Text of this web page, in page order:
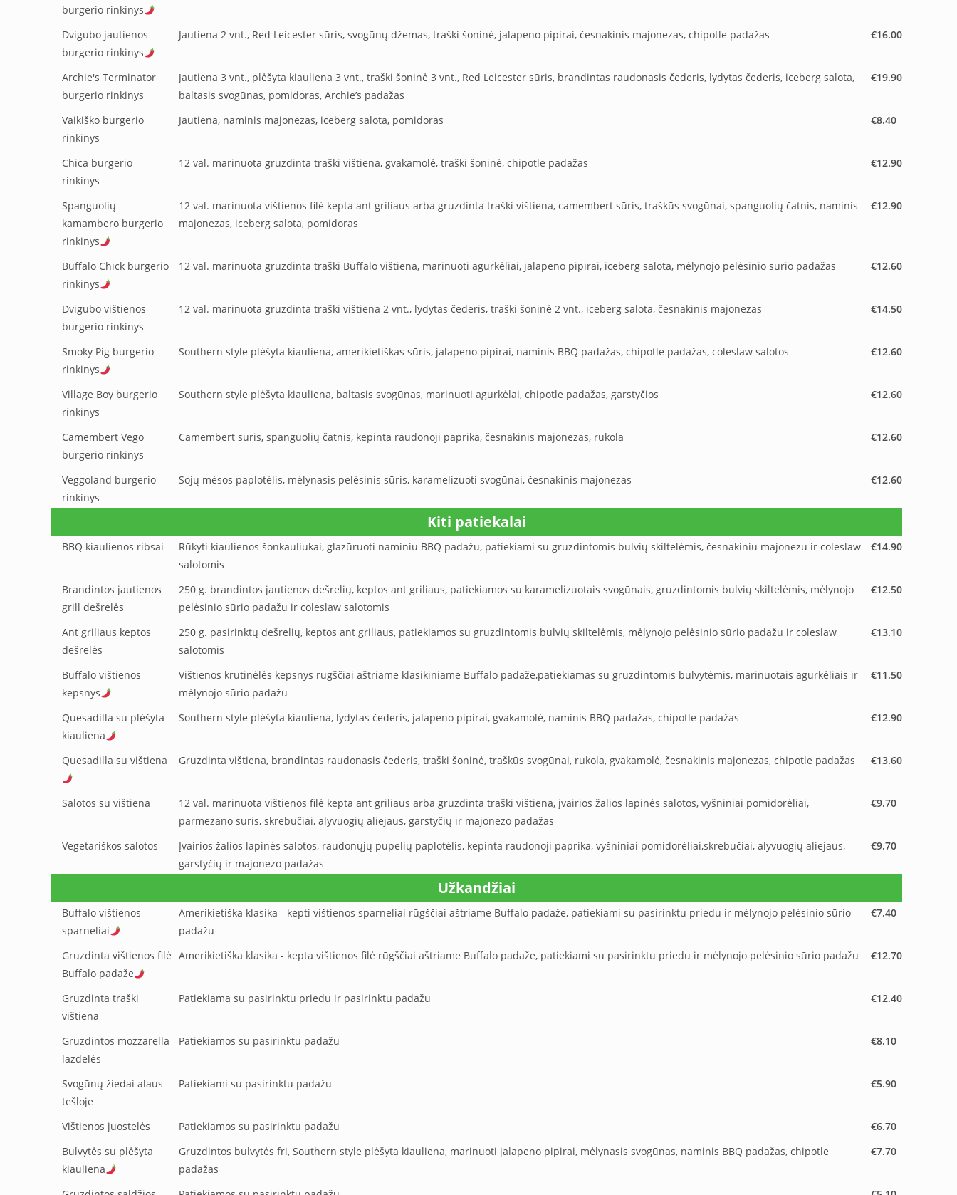
burgerio rinkinys
Dvigubo jautienos
burgerio rinkinys
Jautiena 2 vnt., Red Leicester sūris, svogūnų džemas, traški šoninė, jalapeno pipirai, česnakinis majonezas, chipotle padažas €16.00
Archie's Terminator
burgerio rinkinys
Jautiena 3 vnt., plėšyta kiauliena 3 vnt., traški šoninė 3 vnt., Red Leicester sūris, brandintas raudonasis čederis, lydytas čederis, iceberg salota,
baltasis svogūnas, pomidoras, Archie’s padažas
€19.90
Vaikiško burgerio
rinkinys
Jautiena, naminis majonezas, iceberg salota, pomidoras €8.40
Chica burgerio
rinkinys
12 val. marinuota gruzdinta traški vištiena, gvakamolė, traški šoninė, chipotle padažas €12.90
Spanguolių
kamambero burgerio
rinkinys
12 val. marinuota vištienos filė kepta ant griliaus arba gruzdinta traški vištiena, camembert sūris, traškūs svogūnai, spanguolių čatnis, naminis
majonezas, iceberg salota, pomidoras
€12.90
Buffalo Chick burgerio
rinkinys
12 val. marinuota gruzdinta traški Buffalo vištiena, marinuoti agurkėliai, jalapeno pipirai, iceberg salota, mėlynojo pelėsinio sūrio padažas €12.60
Dvigubo vištienos
burgerio rinkinys
12 val. marinuota gruzdinta traški vištiena 2 vnt., lydytas čederis, traški šoninė 2 vnt., iceberg salota, česnakinis majonezas €14.50
Smoky Pig burgerio
rinkinys
Southern style plėšyta kiauliena, amerikietiškas sūris, jalapeno pipirai, naminis BBQ padažas, chipotle padažas, coleslaw salotos €12.60
Village Boy burgerio
rinkinys
Southern style plėšyta kiauliena, baltasis svogūnas, marinuoti agurkėlai, chipotle padažas, garstyčios €12.60
Camembert Vego
burgerio rinkinys
Camembert sūris, spanguolių čatnis, kepinta raudonoji paprika, česnakinis majonezas, rukola €12.60
Veggoland burgerio
rinkinys
Sojų mėsos paplotėlis, mėlynasis pelėsinis sūris, karamelizuoti svogūnai, česnakinis majonezas €12.60
Kiti patiekalai
BBQ kiaulienos ribsai
Rūkyti kiaulienos šonkauliukai, glazūruoti naminiu BBQ padažu, patiekiami su gruzdintomis bulvių skiltelėmis, česnakiniu majonezu ir coleslaw
salotomis
€14.90
Brandintos jautienos
grill dešrelės
250 g. brandintos jautienos dešrelių, keptos ant griliaus, patiekiamos su karamelizuotais svogūnais, gruzdintomis bulvių skiltelėmis, mėlynojo
pelėsinio sūrio padažu ir coleslaw salotomis
€12.50
Ant griliaus keptos
dešrelės
250 g. pasirinktų dešrelių, keptos ant griliaus, patiekiamos su gruzdintomis bulvių skiltelėmis, mėlynojo pelėsinio sūrio padažu ir coleslaw
salotomis
€13.10
Buffalo vištienos
kepsnys
Vištienos krūtinėlės kepsnys rūgščiai aštriame klasikiniame Buffalo padaže,patiekiamas su gruzdintomis bulvytėmis, marinuotais agurkėliais ir
mėlynojo sūrio padažu
€11.50
Quesadilla su plėšyta
kiauliena
Southern style plėšyta kiauliena, lydytas čederis, jalapeno pipirai, gvakamolė, naminis BBQ padažas, chipotle padažas €12.90
Quesadilla su vištiena Gruzdinta vištiena, brandintas raudonasis čederis, traški šoninė, traškūs svogūnai, rukola, gvakamolė, česnakinis majonezas, chipotle padažas €13.60
Salotos su vištiena
12 val. marinuota vištienos filė kepta ant griliaus arba gruzdinta traški vištiena, įvairios žalios lapinės salotos, vyšniniai pomidorėliai,
parmezano sūris, skrebučiai, alyvuogių aliejaus, garstyčių ir majonezo padažas
€9.70
Vegetariškos salotos
Įvairios žalios lapinės salotos, raudonųjų pupelių paplotėlis, kepinta raudonoji paprika, vyšniniai pomidorėliai,skrebučiai, alyvuogių aliejaus,
garstyčių ir majonezo padažas
€9.70
Užkandžiai
Buffalo vištienos
sparneliai
Amerikietiška klasika - kepti vištienos sparneliai rūgščiai aštriame Buffalo padaže, patiekiami su pasirinktu priedu ir mėlynojo pelėsinio sūrio
padažu
€7.40
Gruzdinta vištienos filė
Buffalo padaže
Amerikietiška klasika - kepta vištienos filė rūgščiai aštriame Buffalo padaže, patiekiami su pasirinktu priedu ir mėlynojo pelėsinio sūrio padažu €12.70
Gruzdinta traški
vištiena
Patiekiama su pasirinktu priedu ir pasirinktu padažu €12.40
Gruzdintos mozzarella
lazdelės
Patiekiamos su pasirinktu padažu €8.10
Svogūnų žiedai alaus
tešloje
Patiekiami su pasirinktu padažu €5.90
Vištienos juostelės Patiekiamos su pasirinktu padažu
€6.70
Bulvytės su plėšyta
kiauliena
Gruzdintos bulvytės fri, Southern style plėšyta kiauliena, marinuoti jalapeno pipirai, mėlynasis svogūnas, naminis BBQ padažas, chipotle
padažas
€7.70